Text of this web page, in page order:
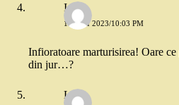
Ioana
17 MAI 2023/10:03 PM
Infioratoare marturisirea! Oare
din jur…?
Liz